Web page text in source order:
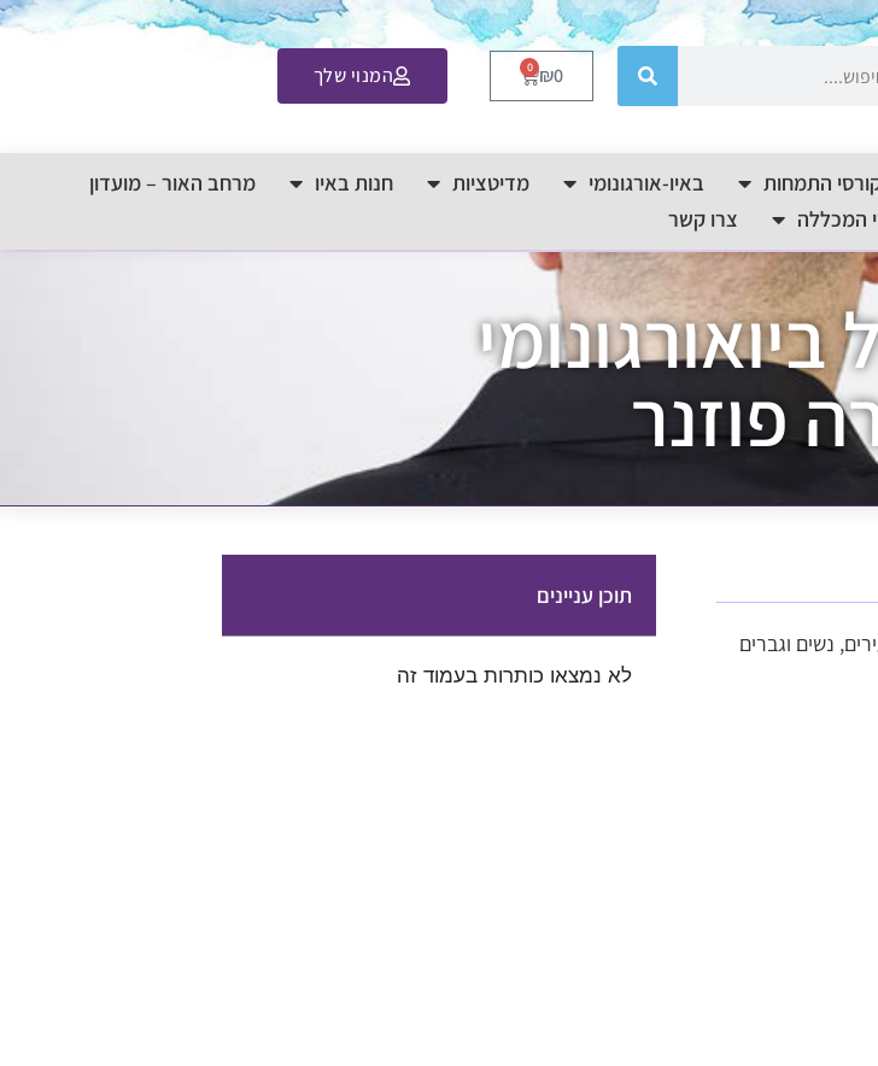
₪0
0 המנוי שלך
התמחות באיו-אורגונומי מדיטציות חנות באיו
מרחב האור – מועדון
המכללה
צרו קשר
פוזנר
נשים וגברים
תוכן עניינים
לא נמצאו כותרות בעמוד זה